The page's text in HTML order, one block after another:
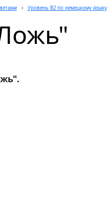
Уровень B2 по немецкому языку